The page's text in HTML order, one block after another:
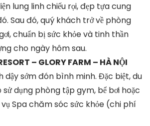
lung linh chiếu rọi, đẹp tựa cung
Sau đó, quý khách trở về phòng
chuẩn bị sức khỏe và tinh thần
cho ngày hôm sau.
– GLORY FARM – HÀ NỘI
dậy sớm đón bình minh. Đặc biệt, du
dụng phòng tập gym, bể bơi hoặc
Spa chăm sóc sức khỏe (chi phí